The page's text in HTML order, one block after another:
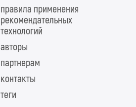
правила применения
рекомендательных
технологий
авторы
партнерам
контакты
теги